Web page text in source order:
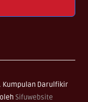
Kumpulan Darulfikir
Sifuwebsite